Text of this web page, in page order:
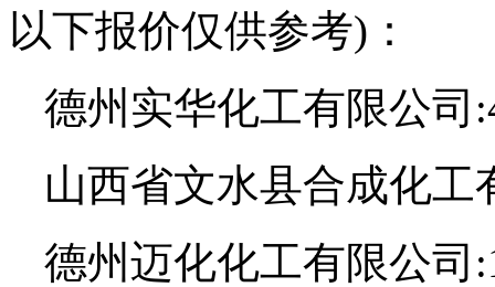
以下报价仅供参考)：
德州实华化工有限公司
山西省文水县合成化工
德州迈化化工有限公司